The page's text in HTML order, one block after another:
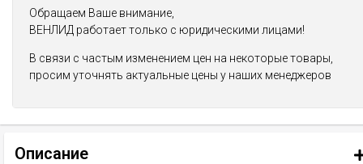
Обращаем Ваше внимание,
ВЕНЛИД работает только с юридическими лицами!
В связи с частым изменением цен на некоторые товары,
просим уточнять актуальные цены у наших менеджеров
Описание